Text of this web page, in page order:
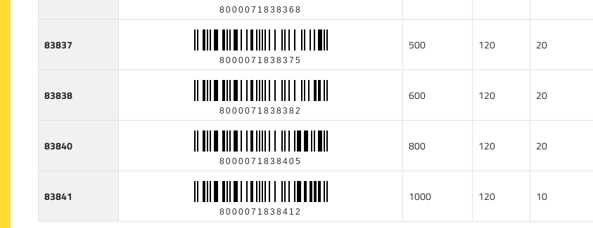
8000071838368
83837
8000071838375
500 120 20
83838
8000071838382
600 120 20
83840
8000071838405
800 120 20
83841
8000071838412
1000 120 10